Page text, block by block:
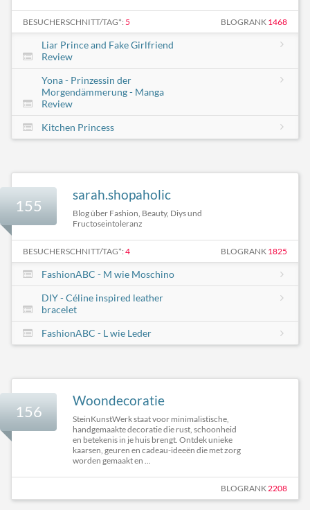
BESUCHERSCHNITT/TAG*: 5 BLOGRANK 1468
Liar Prince and Fake Girlfriend
Review
Yona - Prinzessin der
Morgendämmerung - Manga
Review
Kitchen Princess
155
sarah.shopaholic
Blog über Fashion, Beauty, Diys und
Fructoseintoleranz
BESUCHERSCHNITT/TAG*: 4 BLOGRANK 1825
FashionABC - M wie Moschino
DIY - Céline inspired leather
bracelet
FashionABC - L wie Leder
156
Woondecoratie
SteinKunstWerk staat voor minimalistische,
handgemaakte decoratie die rust, schoonheid
en betekenis in je huis brengt. Ontdek unieke
kaarsen, geuren en cadeau-ideeën die met zorg
worden gemaakt en ...
BLOGRANK2208